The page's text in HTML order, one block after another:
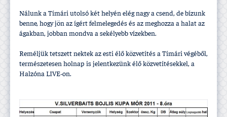
Nálunk a Tí­mári utolsó két helyén elég nagy a csend, de bí­zunk
benne, hogy jön az í­gért felmelegedés és az meghozza a halat az
ágakban, jobban mondva a sekélyebb ví­zekben.
Reméljük tetszett nektek az esti élő közvetí­tés a Tí­mári végéből,
természetesen holnap is jelentkezünk élő közvetí­tésekkel, a
Halzóna LIVE-on.